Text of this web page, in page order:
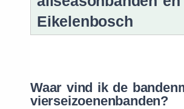
Eikelenbosch
Waar vind ik de
vierseizoenenbanden?